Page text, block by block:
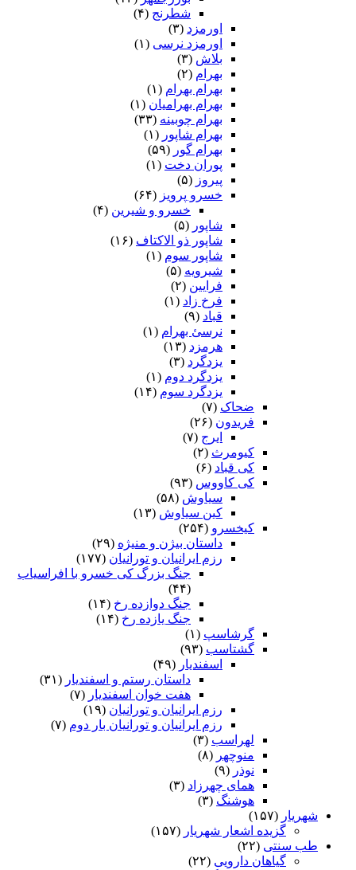
شطرنج (۴)
اورمزد (۳)
اورمزد نرسى‏ (۱)
بلاش (۳)
بهرام (۲)
بهرام بهرام (۱)
بهرام بهرامیان‏ (۱)
بهرام چوبینه (۳۳)
بهرام شاپور (۱)
بهرام گور (۵۹)
پوران دخت (۱)
پیروز (۵)
خسرو پرویز (۶۴)
خسرو و شیرین (۴)
شاپور (۵)
شاپور ذو الاکتاف (۱۶)
شاپور سوم‏ (۱)
شیرویه (۵)
فرایین (۲)
فرخ زاد (۱)
قباد (۹)
نرسئ بهرام‏ (۱)
هرمزد (۱۳)
یزدگرد (۳)
یزدگرد دوم (۱)
یزدگرد سوم (۱۴)
ضحاک (۷)
فریدون (۲۶)
ایرج (۷)
کیومرث (۲)
کی قباد (۶)
کی کاووس (۹۳)
سیاوش (۵۸)
کین سیاوش (۱۳)
کیخسرو (۲۵۴)
داستان بیژن و منیژه (۲۹)
رزم ایرانیان و تورانیان (۱۷۷)
جنگ بزرگ کی خسرو با افراسیاب
(۴۴)
جنگ دوازده رخ (۱۴)
جنگ یازده رخ (۱۴)
گرشاسپ (۱)
گشتاسب (۹۳)
اسفندیار (۴۹)
داستان رستم و اسفندیار (۳۱)
هفت خوان اسفندیار (۷)
رزم ایرانیان و تورانیان (۱۹)
رزم ایرانیان و تورانیان بار دوم (۷)
لهراسب (۳)
منوچهر (۸)
نوذر (۹)
هماى چهرزاد (۳)
هوشنگ (۳)
شهریار (۱۵۷)
گزیده اشعار شهریار (۱۵۷)
طب سنتی (۲۲)
گیاهان دارویی (۲۲)